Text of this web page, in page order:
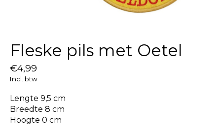
Fleske pils met Oetel
€4,99
Incl. btw
Lengte 9,5 cm
Breedte 8 cm
Hoogte 0 cm